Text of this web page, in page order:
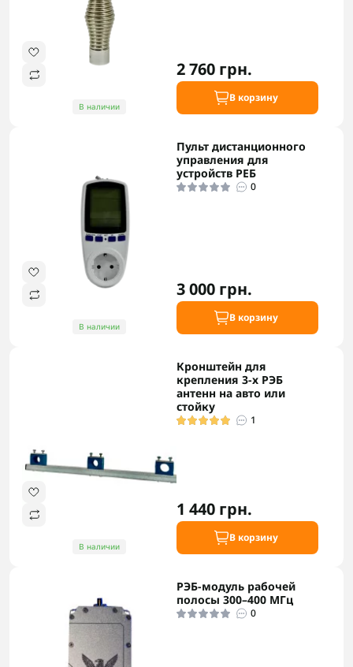
В наличии
2 760 грн.
В корзину
В наличии
Пульт дистанционного
управления для
устройств РЕБ
0
3 000 грн.
В корзину
В наличии
Кронштейн для
крепления 3-х РЭБ
антенн на авто или
стойку
1
1 440 грн.
В корзину
РЭБ-модуль рабочей
полосы 300–400 МГц
0